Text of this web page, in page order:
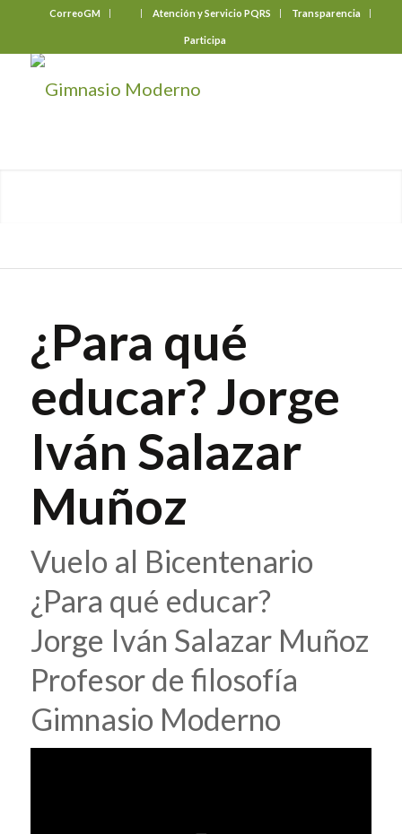
CorreoGM Atención y Servicio PQRS Transparencia
Participa
¿Para qué
educar? Jorge
Iván Salazar
Muñoz
Vuelo al Bicentenario
¿Para qué educar?
Jorge Iván Salazar Muñoz
Profesor de filosofía
Gimnasio Moderno